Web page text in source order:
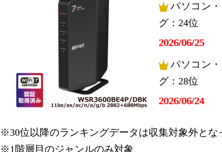
パソコン
グ：24位
2026/06/25
パソコン
グ：28位
2026/06/24
グ：26位
※30位以降のランキングデータは収集対象外とな
※1階層目のジャンルのみ対象